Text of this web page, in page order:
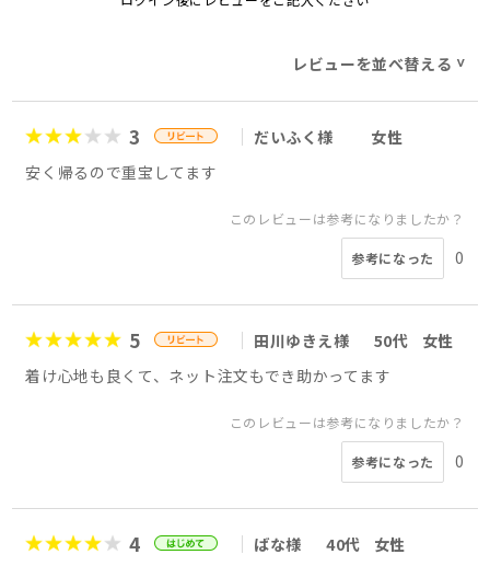
レビューを並べ替える>
3 だいふく様
女性
安く帰るので重宝してます
このレビューは参考になりましたか？
参考になった 0
5 田川ゆきえ様 50代
女性
着け心地も良くて、ネット注文もでき助かってます
このレビューは参考になりましたか？
参考になった 0
4 ばな様 40代
女性